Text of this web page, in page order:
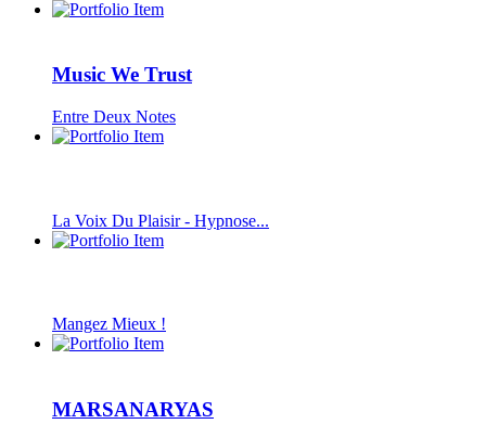
Music We Trust
Entre Deux Notes
La Voix Du Plaisir - Hypnose...
Mangez Mieux !
MARSANARYAS